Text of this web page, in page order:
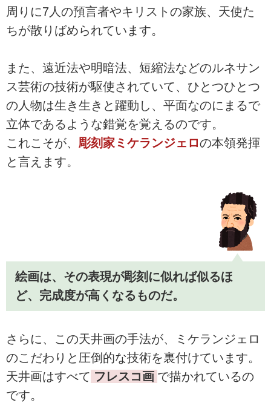
周りに7人の預言者やキリストの家族、天使た
ちが散りばめられています。
また、遠近法や明暗法、短縮法などのルネサン
ス芸術の技術が駆使されていて、ひとつひとつ
の人物は生き生きと躍動し、平面なのにまるで
立体であるような錯覚を覚えるのです。
これこそが、 彫刻家ミケランジェロの本領発揮
と言えます。
絵画は、その表現が彫刻に似れば似るほ
ど、完成度が高くなるものだ。
さらに、この天井画の手法が、ミケランジェロ
のこだわりと圧倒的な技術を裏付けています。
天井画はすべて フレスコ画 で描かれているの
です。